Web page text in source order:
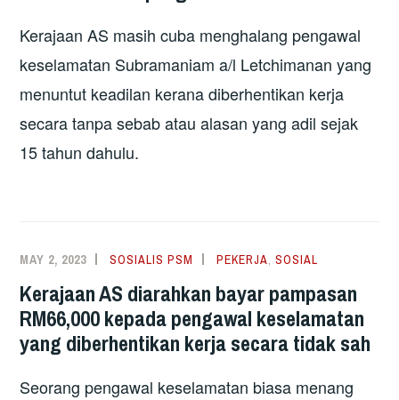
Kerajaan AS masih cuba menghalang pengawal
keselamatan Subramaniam a/l Letchimanan yang
menuntut keadilan kerana diberhentikan kerja
secara tanpa sebab atau alasan yang adil sejak
15 tahun dahulu.
MAY 2, 2023 SOSIALIS PSM PEKERJA,SOSIAL
Kerajaan AS diarahkan bayar pampasan
RM66,000 kepada pengawal keselamatan
yang diberhentikan kerja secara tidak sah
Seorang pengawal keselamatan biasa menang